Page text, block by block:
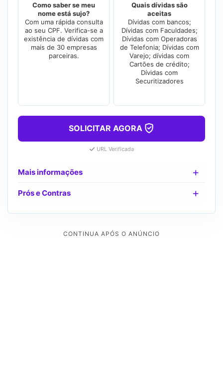
Como saber se meu
nome está sujo?
Com uma rápida consulta
ao seu CPF. Verifica-se a
existência de dívidas com
mais de 30 empresas
parceiras.
Quais dívidas são
aceitas
Dívidas com bancos;
Dívidas com Faculdades;
Dívidas com Operadoras
de Telefonia; Dívidas com
Varejo; dívidas com
Cartões de crédito;
Dívidas com
Securitizadores
SOLICITAR AGORA
URL Verificada
Mais informações
Prós e Contras